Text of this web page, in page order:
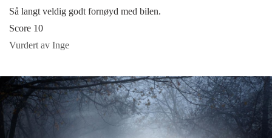
Så langt veldig godt fornøyd med bilen.
Score 10
Vurdert av Inge